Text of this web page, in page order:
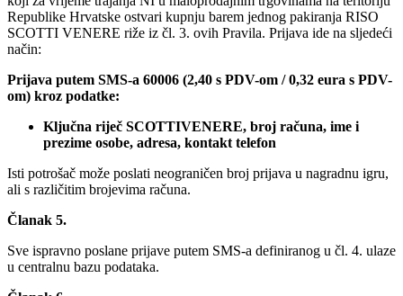
Republike Hrvatske ostvari kupnju barem jednog pakiranja RISO
SCOTTI VENERE riže iz čl. 3. ovih Pravila. Prijava ide na sljedeći
način:
Prijava putem SMS-a 60006 (2,40 s PDV-om / 0,32 eura s PDV-
om) kroz podatke:
Ključna riječ SCOTTIVENERE, broj računa, ime i
prezime osobe, adresa, kontakt telefon
Isti potrošač može poslati neograničen broj prijava u nagradnu igru,
ali s različitim brojevima računa.
Članak 5.
Sve ispravno poslane prijave putem SMS-a definiranog u čl. 4. ulaze
u centralnu bazu podataka.